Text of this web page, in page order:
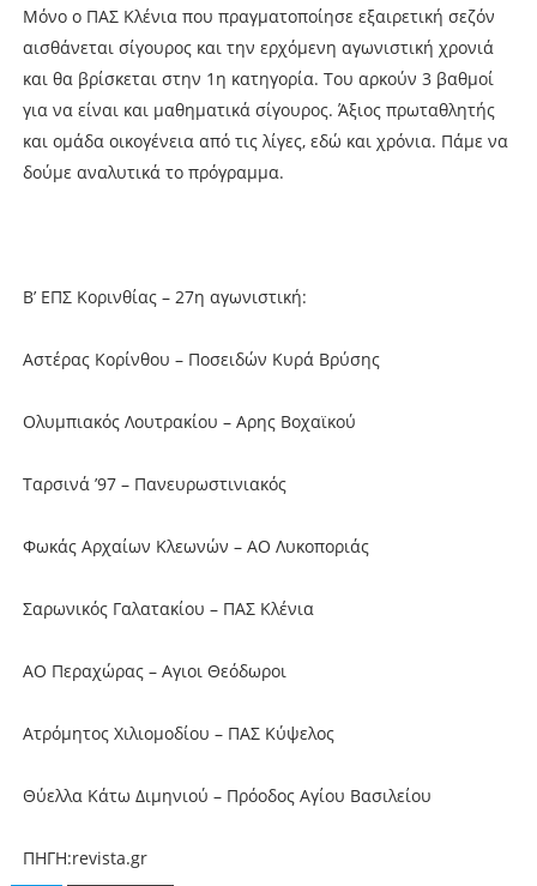
Μόνο ο ΠΑΣ Κλένια που πραγματοποίησε εξαιρετική σεζόν
αισθάνεται σίγουρος και την ερχόμενη αγωνιστική χρονιά
και θα βρίσκεται στην 1η κατηγορία. Του αρκούν 3 βαθμοί
για να είναι και μαθηματικά σίγουρος. Άξιος πρωταθλητής
και ομάδα οικογένεια από τις λίγες, εδώ και χρόνια. Πάμε να
δούμε αναλυτικά το πρόγραμμα.
Β’ ΕΠΣ Κορινθίας – 27η αγωνιστική:
Αστέρας Κορίνθου – Ποσειδών Κυρά Βρύσης
Ολυμπιακός Λουτρακίου – Αρης Βοχαϊκού
Ταρσινά ’97 – Πανευρωστινιακός
Φωκάς Αρχαίων Κλεωνών – ΑΟ Λυκοποριάς
Σαρωνικός Γαλατακίου – ΠΑΣ Κλένια
ΑΟ Περαχώρας – Αγιοι Θεόδωροι
Ατρόμητος Χιλιομοδίου – ΠΑΣ Κύψελος
Θύελλα Κάτω Διμηνιού – Πρόοδος Αγίου Βασιλείου
ΠΗΓΗ:revista.gr